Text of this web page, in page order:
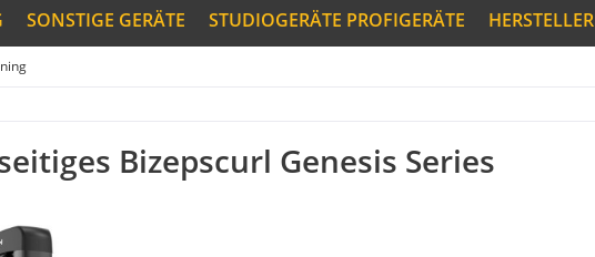
SONSTIGE GERÄTE STUDIOGERÄTE PROFIGERÄTE HERSTELLER
Bizepscurl Genesis Series